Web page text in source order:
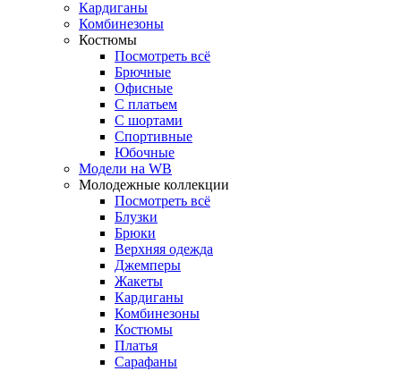
Кардиганы
Комбинезоны
Костюмы
Посмотреть всё
Брючные
Офисные
С платьем
С шортами
Спортивные
Юбочные
Модели на WB
Молодежные коллекции
Посмотреть всё
Блузки
Брюки
Верхняя одежда
Джемперы
Жакеты
Кардиганы
Комбинезоны
Костюмы
Платья
Сарафаны